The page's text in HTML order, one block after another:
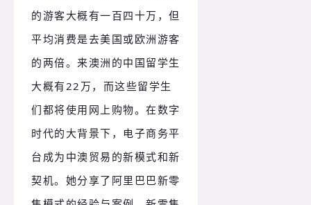
的游客大概有一百四十万，但
平均消费是去美国或欧洲游客
的两倍。来澳洲的中国留学生
大概有22万，而这些留学生
们都将使用网上购物。在数字
时代的大背景下，电子商务平
台成为中澳贸易的新模式和新
契机。她分享了阿里巴巴新零